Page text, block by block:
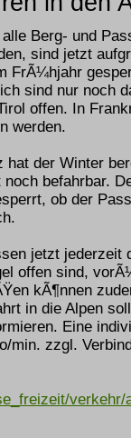
Berg- und
sind jetzt
FrÃ¼hjahr
sind nur noch
offen. In
werden.
hat der Winter
befahrbar.
ob der
jetzt jederzeit
offen sind,
kÃ¶nnen
in die Alpen
Eine
min. zzgl.
verkehr/